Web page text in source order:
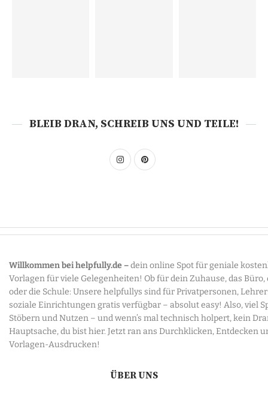
BLEIB DRAN, SCHREIB UNS UND TEILE!
Willkommen bei helpfully.de –dein online Spot für geniale
Vorlagen für viele Gelegenheiten! Ob für dein Zuhause, das Büro,
oder die Schule: Unsere helpfullys sind für Privatpersonen,
soziale Einrichtungen gratis verfügbar – absolut easy! Also, viel
Stöbern und Nutzen – und wenn’s mal technisch holpert, kein
Hauptsache, du bist hier. Jetzt ran ans Durchklicken, Entdecken
Vorlagen-Ausdrucken!
ÜBER UNS